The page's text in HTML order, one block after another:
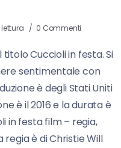
0 Commenti
Cuccioli in festa. Si
sentimentale con
è degli Stati Uniti
è il 2016 e la durata è
in festa film – regia,
è di Christie Will